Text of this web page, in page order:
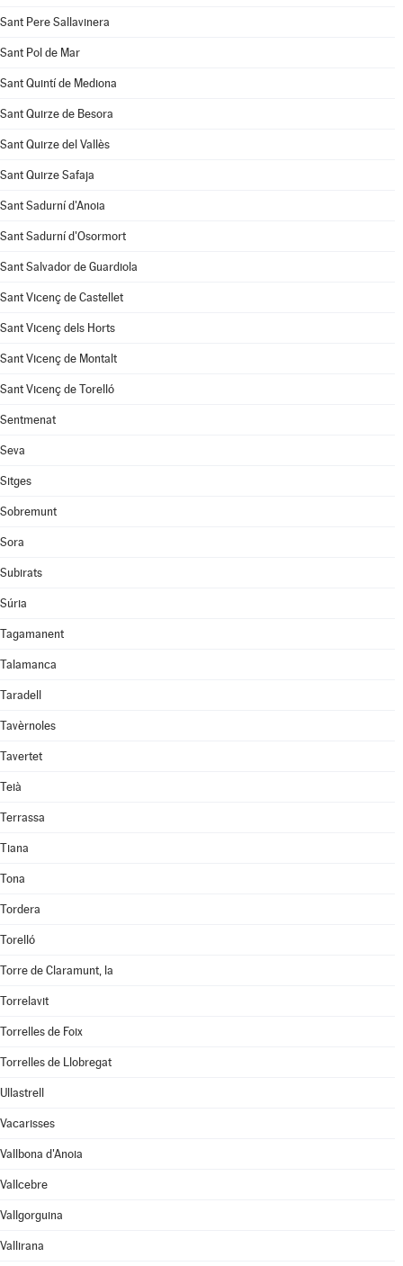
Sant Pere Sallavinera
Sant Pol de Mar
Sant Quintí de Mediona
Sant Quirze de Besora
Sant Quirze del Vallès
Sant Quirze Safaja
Sant Sadurní d'Anoia
Sant Sadurní d'Osormort
Sant Salvador de Guardiola
Sant Vicenç de Castellet
Sant Vicenç dels Horts
Sant Vicenç de Montalt
Sant Vicenç de Torelló
Sentmenat
Seva
Sitges
Sobremunt
Sora
Subirats
Súria
Tagamanent
Talamanca
Taradell
Tavèrnoles
Tavertet
Teià
Terrassa
Tiana
Tona
Tordera
Torelló
Torre de Claramunt, la
Torrelavit
Torrelles de Foix
Torrelles de Llobregat
Ullastrell
Vacarisses
Vallbona d'Anoia
Vallcebre
Vallgorguina
Vallirana